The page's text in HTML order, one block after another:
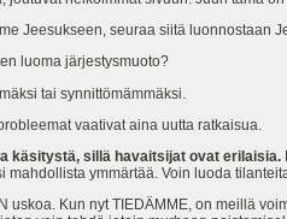
seuraa siitä luonnostaan
luoma järjestysmuoto?
tai synnittömämmäksi.
vaativat aina uutta ratkaisua.
käsitystä, sillä havaitsijat ovat erilaisia.
ymmärtää. Voin luoda
uskoa. Kun nyt TIEDÄMME, on meillä